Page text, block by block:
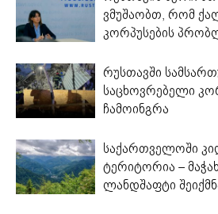
ვმუშაობთ, რომ
კორპუსების
რუსთავში
საცხოვრებელი
ჩამოინგრა
საქართველოში
ტერიტორია –
ლანდშაფტი